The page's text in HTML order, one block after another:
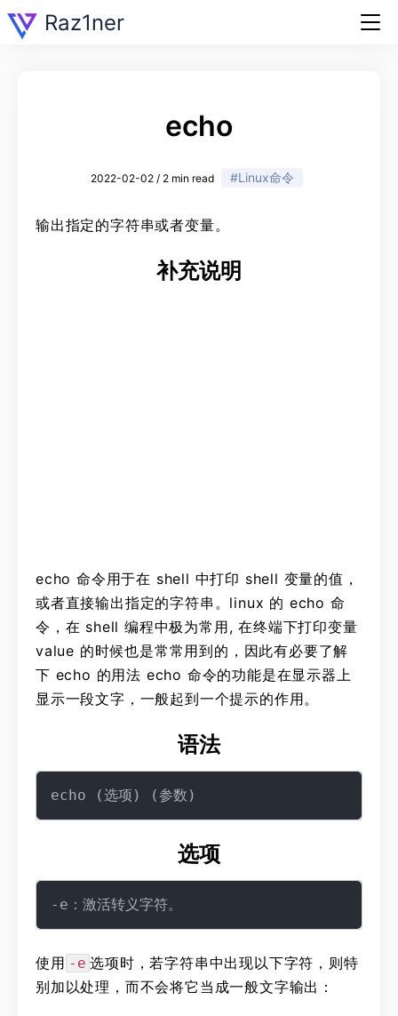
Raz1ner
echo
2022-02-02 / 2 min read #Linux命令
输出指定的字符串或者变量。
补充说明
echo 命令用于在 shell 中打印 shell 变量的值，
或者直接输出指定的字符串。linux 的 echo 命
令，在 shell 编程中极为常用, 在终端下打印变量
value 的时候也是常常用到的，因此有必要了解
下 echo 的用法 echo 命令的功能是在显示器上
显示一段文字，一般起到一个提示的作用。
语法
选项
使用 -e 选项时，若字符串中出现以下字符，则特
别加以处理，而不会将它当成一般文字输出：